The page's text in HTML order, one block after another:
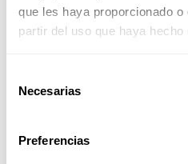
que les haya proporcionado
partir del uso que haya
Necesarias
Preferencias
EMC I/O Blank Filler
VNX54/56/76